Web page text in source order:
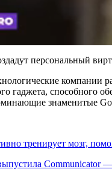
компании
гаджета, способного
знаменитые
тренирует мозг,
Communicator